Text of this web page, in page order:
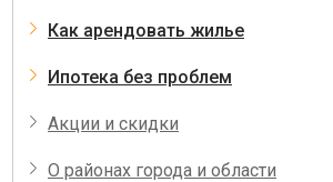
Как арендовать жилье
Ипотека без проблем
Акции и скидки
О районах города и области